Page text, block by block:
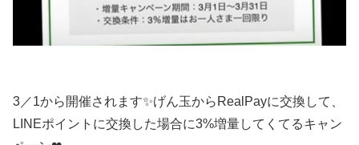
3／1から開催されます✨げん玉からRealPayに交換して、
LINEポイントに交換した場合に3%増量してくてるキャン